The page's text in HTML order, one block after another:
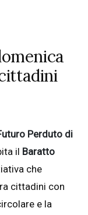
Perduto di
il Baratto
che
cittadini con
e la